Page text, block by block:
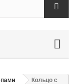
Кольцо с